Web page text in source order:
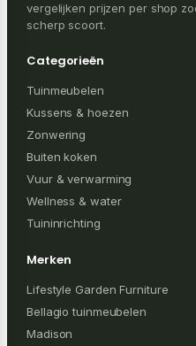
vergelijken prijzen per shop
scherp scoort.
Categorieën
Tuinmeubelen
Kussens & hoezen
Zonwering
Buiten koken
Vuur & verwarming
Wellness & water
Tuininrichting
Merken
Lifestyle Garden Furniture
Bellagio tuinmeubelen
Madison